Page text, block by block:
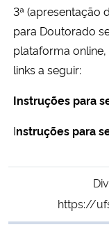
Controladoria-Geral da
Secretaria-Geral
Secretaria de Governo
Advocacia-Geral da União
3ª (apresentação
para Doutorado
plataforma
links a seguir:
Instruções para
Instruções para
https://